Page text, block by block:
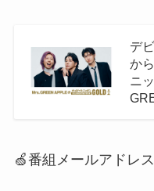
デ
か
ニ
🍏番組メールアドレ